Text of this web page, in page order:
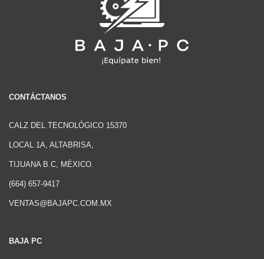
CONTÁCTANOS
CALZ DEL TECNOLÓGICO 15370
LOCAL 1A, ALTABRISA,
TIJUANA B.C, MÉXICO.
(664) 657-9417
VENTAS@BAJAPC.COM.MX
BAJA PC